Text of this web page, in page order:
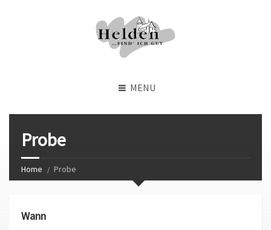
MENU
Probe
Home Probe
Wann